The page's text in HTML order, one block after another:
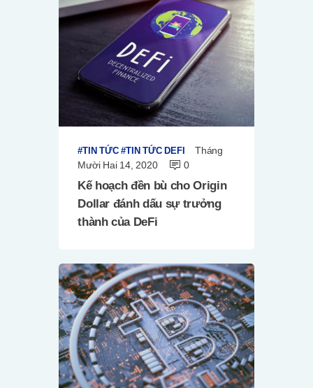
TIN TỨC TIN TỨC DEFI
Tháng
Mười Hai 14, 2020
0
Kế hoạch đền bù cho Origin
Dollar đánh dấu sự trưởng
thành của DeFi